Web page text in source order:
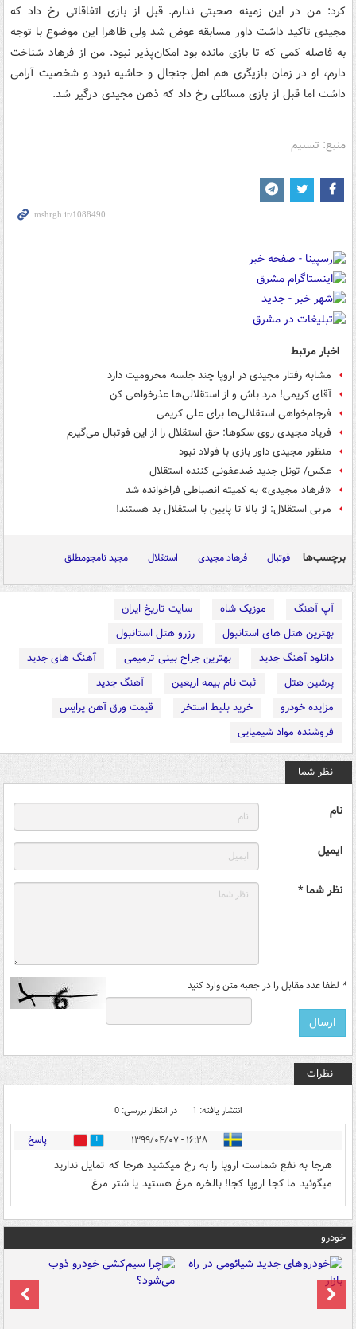
کرد: من در این زمینه صحبتی ندارم. قبل از بازی اتفاقاتی رخ داد که
مجیدی تاکید داشت داور مسابقه عوض شد ولی ظاهرا این موضوع با توجه
به فاصله کمی که تا بازی مانده بود امکان‌پذیر نبود. من از فرهاد شناخت
دارم، او در زمان بازیگری هم اهل جنجال و حاشیه نبود و شخصیت آرامی
داشت اما قبل از بازی مسائلی رخ داد که ذهن مجیدی درگیر شد.
منبع: تسنیم
اخبار مرتبط
مشابه رفتار مجیدی در اروپا چند جلسه محرومیت دارد
آقای کریمی! مرد باش و از استقلالی‌ها عذرخواهی کن
فرجام‌خواهی استقلالی‌ها برای علی کریمی
فریاد مجیدی روی سکوها: حق استقلال را از این فوتبال می‌گیرم
منظور مجیدی داور بازی با فولاد نبود
عکس/ تونل جدید ضدعفونی کننده استقلال
«فرهاد مجیدی» به کمیته انضباطی فراخوانده شد
مربی استقلال: از بالا تا پایین با استقلال بد هستند!
برچسب‌ها فوتبال فرهاد مجیدی استقلال مجید نامجومطلق
آپ آهنگ موزیک شاه
سایت تاریخ ایران
بهترین هتل های استانبول
رزرو هتل استانبول
دانلود آهنگ جدید
بهترین جراح بینی ترمیمی
آهنگ های جدید
پرشین هتل
ثبت نام بیمه اربعین
آهنگ جدید
مزایده خودرو
خرید بلیط استخر
قیمت ورق آهن پرایس
فروشنده مواد شیمیایی
نظر شما
نام
ایمیل
نظر شما *
* لطفا عدد مقابل را در جعبه متن وارد کنید
نظرات
انتشار یافته: 1 در انتظار بررسی: 0
۱۶:۲۸ - ۱۳۹۹/۰۴/۰۷ 0 پاسخ
هرجا به نفع شماست اروپا را به رخ میکشید هرجا که تمایل ندارید
میگوئید ما کجا اروپا کجا! بالخره مرغ هستید یا شتر مرغ
خودرو